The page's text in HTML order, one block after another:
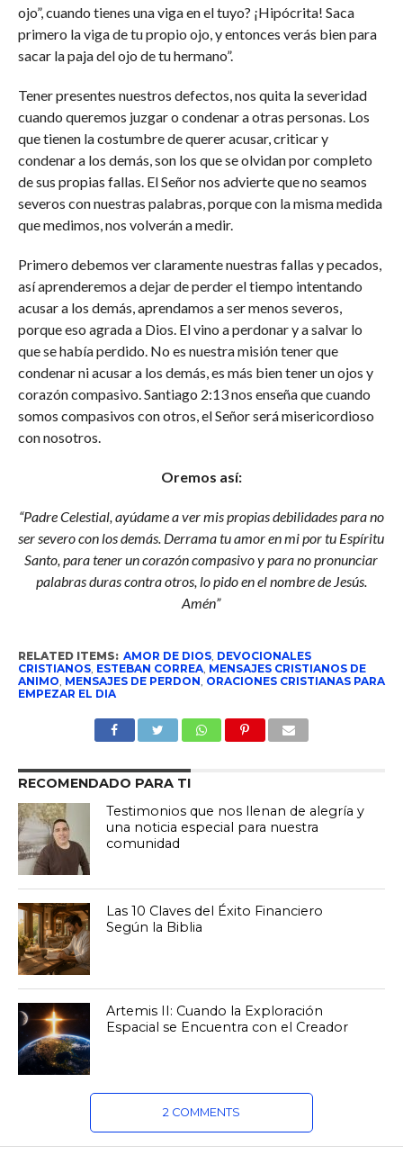
ojo”, cuando tienes una viga en el tuyo? ¡Hipócrita! Saca
primero la viga de tu propio ojo, y entonces verás bien para
sacar la paja del ojo de tu hermano”.
Tener presentes nuestros defectos, nos quita la severidad
cuando queremos juzgar o condenar a otras personas. Los
que tienen la costumbre de querer acusar, criticar y
condenar a los demás, son los que se olvidan por completo
de sus propias fallas. El Señor nos advierte que no seamos
severos con nuestras palabras, porque con la misma medida
que medimos, nos volverán a medir.
Primero debemos ver claramente nuestras fallas y pecados,
así aprenderemos a dejar de perder el tiempo intentando
acusar a los demás, aprendamos a ser menos severos,
porque eso agrada a Dios. El vino a perdonar y a salvar lo
que se había perdido. No es nuestra misión tener que
condenar ni acusar a los demás, es más bien tener un ojos y
corazón compasivo. Santiago 2:13 nos enseña que cuando
somos compasivos con otros, el Señor será misericordioso
con nosotros.
Oremos así:
“Padre Celestial, ayúdame a ver mis propias debilidades para no
ser severo con los demás. Derrama tu amor en mi por tu Espíritu
Santo, para tener un corazón compasivo y para no pronunciar
palabras duras contra otros, lo pido en el nombre de Jesús.
Amén”
RELATED ITEMS: AMOR DE DIOS, DEVOCIONALES
CRISTIANOS, ESTEBAN CORREA, MENSAJES CRISTIANOS DE
ANIMO, MENSAJES DE PERDON, ORACIONES CRISTIANAS PARA
EMPEZAR EL DIA
RECOMENDADO PARA TI
Testimonios que nos llenan de alegría y
una noticia especial para nuestra
comunidad
Las 10 Claves del Éxito Financiero
Según la Biblia
Artemis II: Cuando la Exploración
Espacial se Encuentra con el Creador
2 COMMENTS